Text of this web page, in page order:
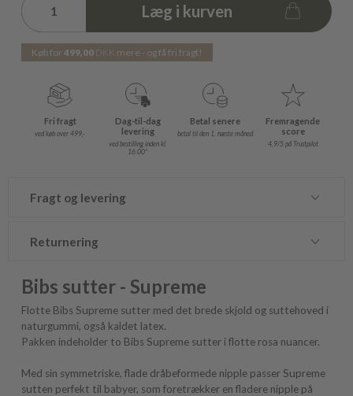
Læg i kurven
Køb for499,00 DKK mere - og få fri fragt!
Fri fragt
ved køb over 499,-
Dag-til-dag
levering
ved bestilling inden kl.
16.00*
Betal senere
betal til den 1. næste måned
Fremragende
score
4,9/5 på Trustpilot
Fragt og levering
Returnering
Bibs sutter - Supreme
Flotte Bibs Supreme sutter med det brede skjold og suttehoved i
naturgummi, også kaldet latex.
Pakken indeholder to Bibs Supreme sutter i flotte rosa nuancer.
Med sin symmetriske, flade dråbeformede nipple passer Supreme
sutten perfekt til babyer, som foretrækker en fladere nipple på